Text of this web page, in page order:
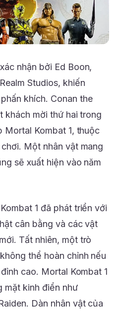
nhận bởi Ed Boon,
Studios, khiến
khích. Conan the
khách mời thứ hai trong
Mortal Kombat 1, thuộc
Một nhân vật mang
sẽ xuất hiện vào năm
1 đã phát triển với
cân bằng và các vật
Tất nhiên, một trò
thể hoàn chỉnh nếu
cao. Mortal Kombat 1
mặt kinh điển như
Dàn nhân vật của